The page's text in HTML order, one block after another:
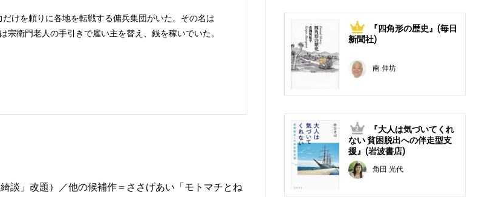
けを頼りに各地を転戦する傭兵集団がいた。その名は
宗衛門老人の手引きで雇い主を替え、銭を稼いでいた。
談」改題）／他の候補作＝ささげあい「モトマチとね
1
『四角形の歴史』(毎日
新聞社)
南 伸坊
2
『大人は気づいてくれ
ない 貧困脱出への伴走型支
援』(岩波書店)
角田 光代